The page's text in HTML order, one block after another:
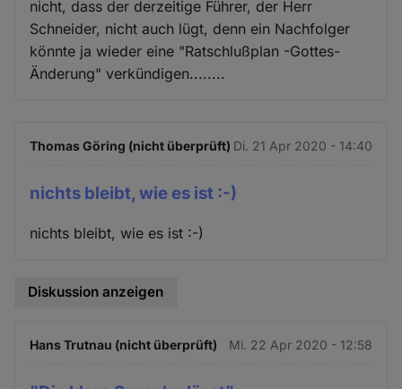
nicht, dass der derzeitige Führer, der Herr
Schneider, nicht auch lügt, denn ein Nachfolger
könnte ja wieder eine "Ratschlußplan -Gottes-
Änderung" verkündigen........
Thomas Göring (nicht überprüft) Di. 21 Apr 2020 - 14:40
nichts bleibt, wie es ist :-)
nichts bleibt, wie es ist :-)
Diskussion anzeigen
Hans Trutnau (nicht überprüft) Mi. 22 Apr 2020 - 12:58